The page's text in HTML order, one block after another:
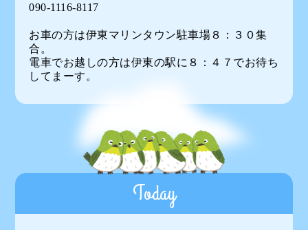
090-1116-8117
お車の方は伊東マリンタウン駐車場８：３０集
合。
電車でお越しの方は伊東の駅に８：４７でお待ち
してまーす。
Today